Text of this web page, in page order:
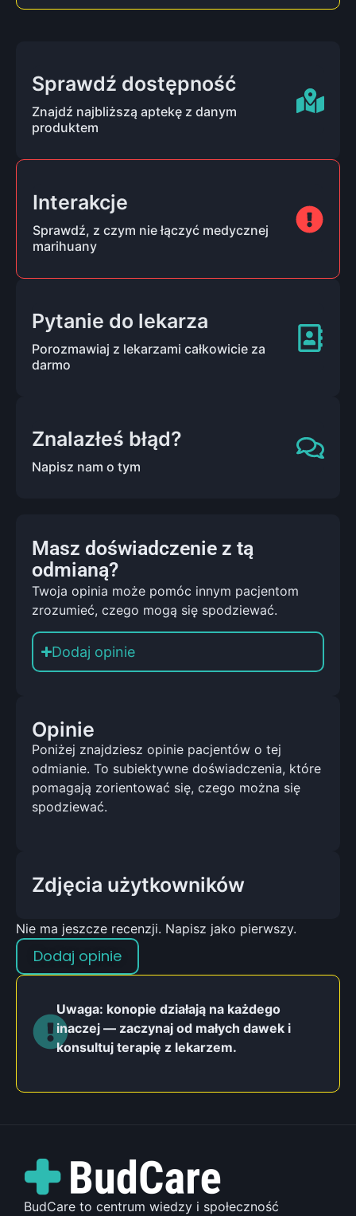
Masz doświadczenie z tą
odmianą?
Twoja opinia może pomóc innym pacjentom
zrozumieć, czego mogą się spodziewać.
Dodaj opinie
Opinie
Poniżej znajdziesz opinie pacjentów o tej
odmianie. To subiektywne doświadczenia, które
pomagają zorientować się, czego można się
spodziewać.
Zdjęcia użytkowników
Nie ma jeszcze recenzji. Napisz jako pierwszy.
Dodaj opinie
Uwaga: konopie działają na każdego
inaczej — zaczynaj od małych dawek i
konsultuj terapię z lekarzem.
Sprawdź dostępność
Znajdź najbliższą aptekę z danym
produktem
Interakcje
Sprawdź, z czym nie łączyć medycznej
marihuany
Pytanie do lekarza
Porozmawiaj z lekarzami całkowicie za
darmo
Znalazłeś błąd?
Napisz nam o tym
BudCare to centrum wiedzy i społeczność